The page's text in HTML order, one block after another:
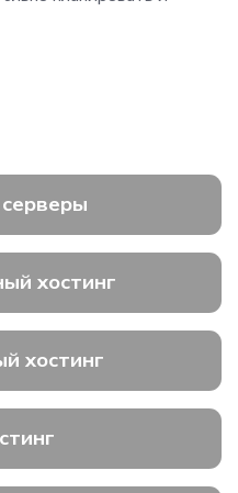
хостинг
хостинг